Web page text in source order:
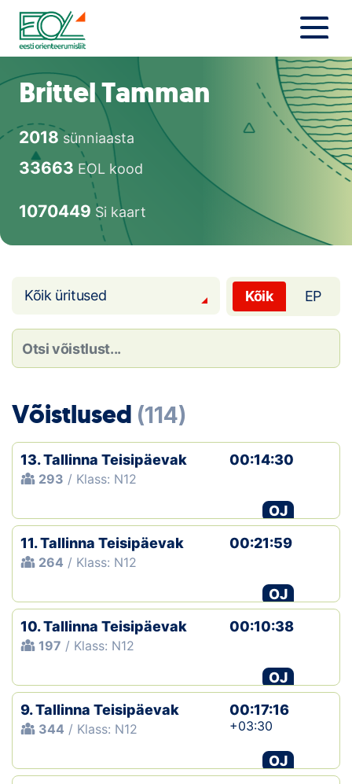
Liigu
sisu
juurde
Uudised
Orienteerujale
Eesti Orienteerumine 100!
Toetamine
Loha
Galerii
Kalender
Tule klubisse!
Tulemused
Dokumendid
Klubid
Suletud maastikud
Brittel Tamman
2018sünniaasta
33663 EOL kood
1070449 Si kaart
Kõik üritused Kõik EP
Võistlused (114)
13. Tallinna Teisipäevak
293 / Klass: N12
00:14:30
OJ
11. Tallinna Teisipäevak
264 / Klass: N12
00:21:59
OJ
10. Tallinna Teisipäevak
197 / Klass: N12
00:10:38
OJ
9. Tallinna Teisipäevak
344 / Klass: N12
00:17:16
+03:30
OJ